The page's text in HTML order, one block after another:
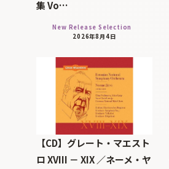
集 Vo…
New Release Selection
2026年8月4日
【CD】グレート・マエスト
ロ XVIII － XIX ／ネーメ・ヤ